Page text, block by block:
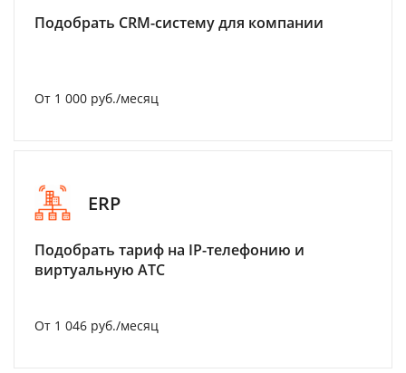
Подобрать CRM-систему для компании
От 1 000 руб./месяц
ERP
Подобрать тариф на IP-телефонию и
виртуальную АТС
От 1 046 руб./месяц